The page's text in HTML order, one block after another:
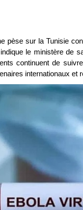
pèse sur la Tunisie
le ministère de
continuent de
internationaux et